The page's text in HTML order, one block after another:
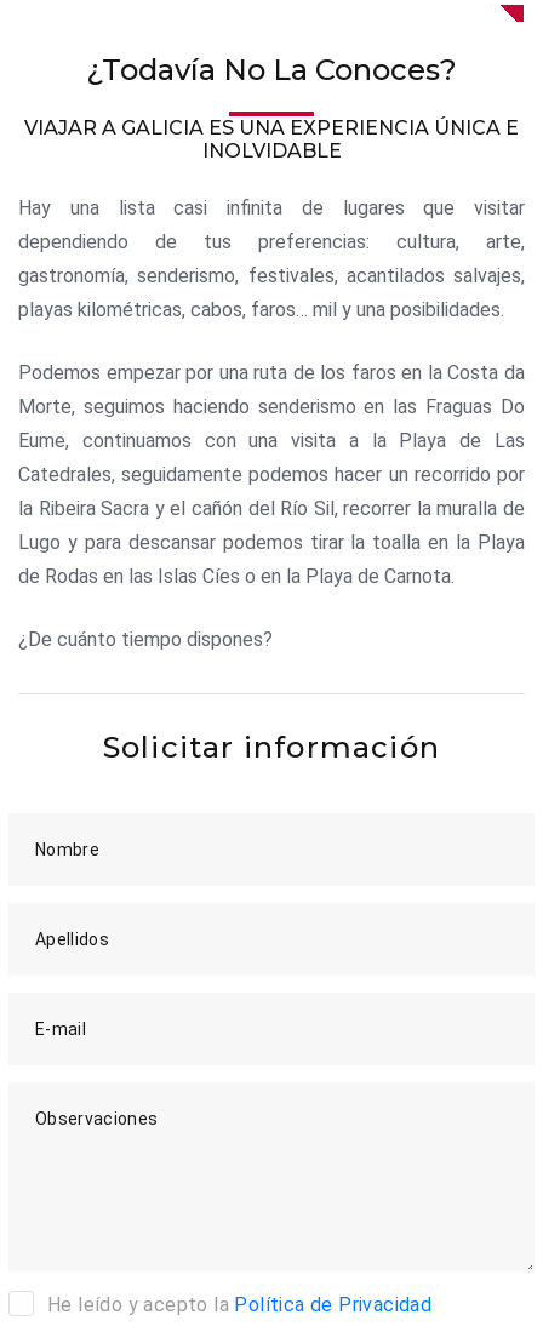
¿Todavía No La Conoces?
VIAJAR A GALICIA ES UNA EXPERIENCIA ÚNICA E
INOLVIDABLE
Hay una lista casi infinita de lugares que visitar
dependiendo de tus preferencias: cultura, arte,
gastronomía, senderismo, festivales, acantilados salvajes,
playas kilométricas, cabos, faros… mil y una posibilidades.
Podemos empezar por una ruta de los faros en la Costa da
Morte, seguimos haciendo senderismo en las Fraguas Do
Eume, continuamos con una visita a la Playa de Las
Catedrales, seguidamente podemos hacer un recorrido por
la Ribeira Sacra y el cañón del Río Sil, recorrer la muralla de
Lugo y para descansar podemos tirar la toalla en la Playa
de Rodas en las Islas Cíes o en la Playa de Carnota.
¿De cuánto tiempo dispones?
Solicitar información
Nombre
Apellidos
E-mail
Observaciones
He leído y acepto la Política de Privacidad